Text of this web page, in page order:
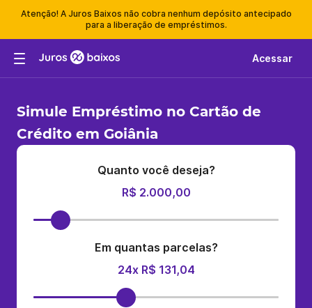
Atenção! A Juros Baixos não cobra nenhum depósito antecipado
para a liberação de empréstimos.
Acessar
Simule Empréstimo no Cartão de
Crédito em Goiânia
Quanto você deseja?
R$ 2.000,00
Em quantas parcelas?
24x R$ 131,04